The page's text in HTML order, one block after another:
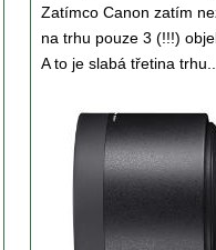
Zatímco Canon zatím
na trhu pouze 3 (!!!)
A to je slabá třetina trhu...